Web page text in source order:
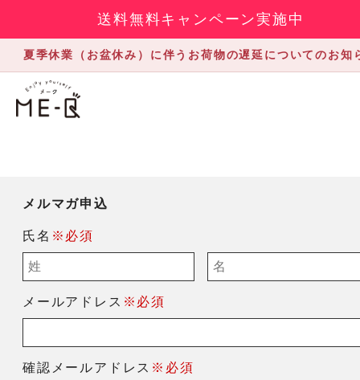
送料無料キャンペーン実施中
夏季休業（お盆休み）に伴うお荷物の遅延についてのお知
メルマガ申込
氏名 ※必須
メールアドレス ※必須
確認メールアドレス ※必須